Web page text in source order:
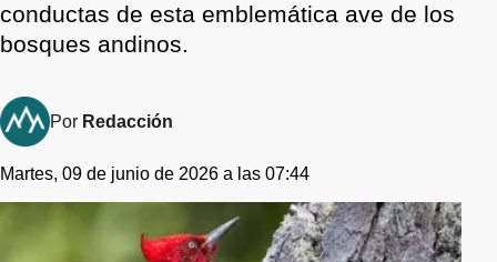
conductas de esta emblemática ave de los
bosques andinos.
Por Redacción
Martes, 09 de junio de 2026 a las 07:44